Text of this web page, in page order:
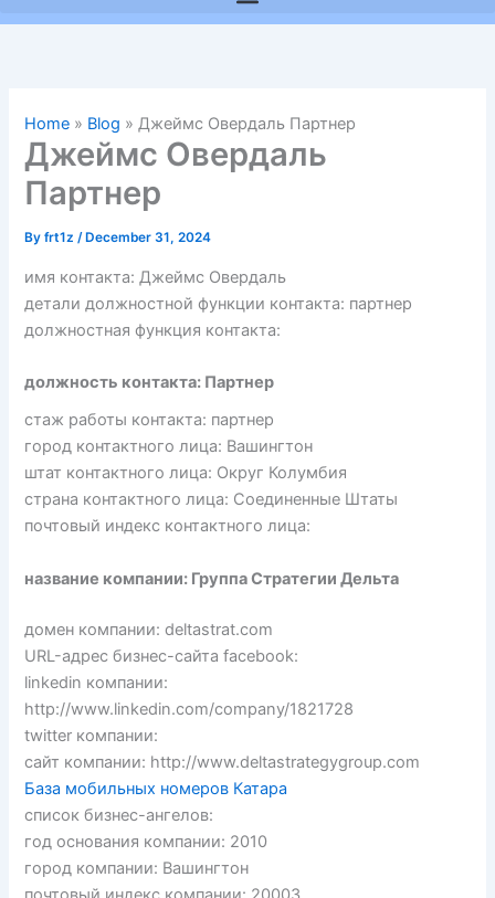
Home » Blog »Джеймс Овердаль Партнер
Джеймс Овердаль
Партнер
Byfrt1z/ December 31, 2024
имя контакта: Джеймс Овердаль
детали должностной функции контакта: партнер
должностная функция контакта:
должность контакта: Партнер
стаж работы контакта: партнер
город контактного лица: Вашингтон
штат контактного лица: Округ Колумбия
страна контактного лица: Соединенные Штаты
почтовый индекс контактного лица:
название компании: Группа Стратегии Дельта
домен компании: deltastrat.com
URL-адрес бизнес-сайта facebook:
linkedin компании:
http://www.linkedin.com/company/1821728
twitter компании:
сайт компании: http://www.deltastrategygroup.com
База мобильных номеров Катара
список бизнес-ангелов:
год основания компании: 2010
город компании: Вашингтон